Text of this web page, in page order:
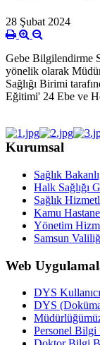
28 Şubat 2024
Gebe Bilgilendirme
yönelik olarak
Sağlığı Birimi
Eğitimi' 24 Ebe ve
Kurumsal
Sağlık
Halk Sağlığı
Sağlık
Kamu
Yönetim
Samsun
Web
DYS
DYS
Personel Bilgi